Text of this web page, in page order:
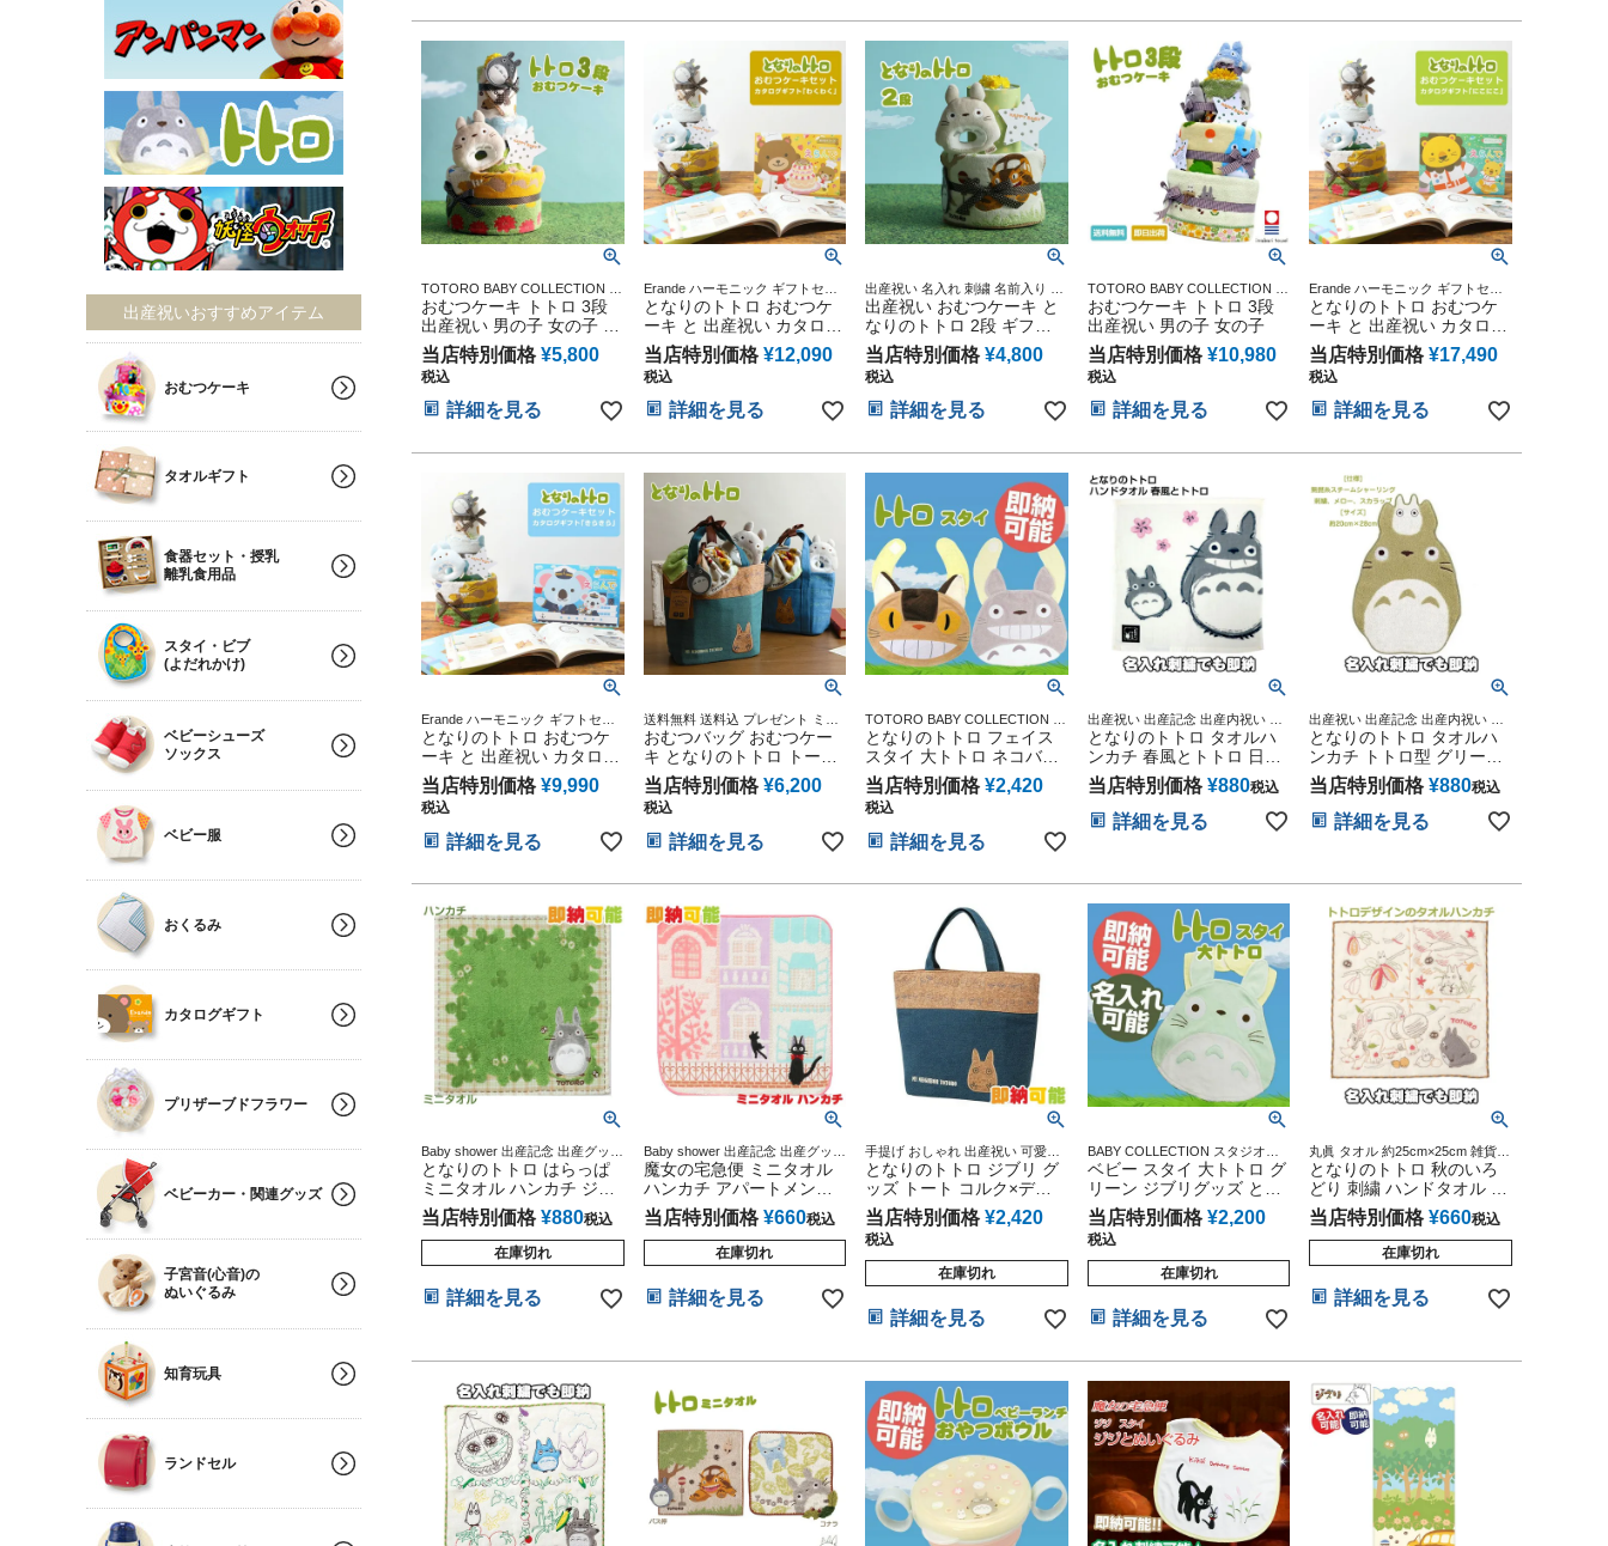
出産祝いおすすめアイテム
おむつケーキ
タオルギフト
食器セット・授乳
離乳食用品
スタイ・ビブ
(よだれかけ)
ベビーシューズ
ソックス
ベビー服
おくるみ
カタログギフト
プリザーブドフラワー
ベビーカー・関連グッズ
子宮音(心音)の
ぬいぐるみ
知育玩具
ランドセル
日 ギフトセット 人気 端午
の節句 ひな祭り
TOTORO BABY COLLECTION ス
タジオジブリ アニメ キャラクタ
ー 出産記念 御出産祝い 誕生日祝
い
おむつケーキ トトロ 3段
出産祝い 男の子 女の子 ベ
ビーグッズ ギフトセット
思い出 赤ちゃん 子供 出産
マタニティ マタニティフ
ォト パパ ママ ベイビー
お父さん お母さん クリス
イン 七五三 初節句 子供の
日 ギフトセット 人気 端午
の節句 ひな祭り
当店特別価格 ¥5,800
税込
詳細を見る
Erande ハーモニック ギフトセッ
ト プレゼント ラッピング メッセ
ージカード
となりのトトロ おむつケ
ーキ と 出産祝い カタログ
ギフト えらんで わくわく
セット 思い出 赤ちゃん 子
供 出産 マタニティ フォト
パパ ママ ベイビー お父さ
ん お母さん クリスマス ハ
五三 初節句 子供の日 ギフ
トセット 人気 端午の節句
ひな祭り 男の子 女の子
当店特別価格 ¥12,090
税込
詳細を見る
出産祝い 名入れ 刺繍 名前入り 送
料無料 ベビーグッズ スタジオジ
ブリ プレゼント 二馬力 赤ちゃん
男の子 女の子 オムツケーキ ミニ
タオル インスタ
出産祝い おむつケーキ と
なりのトトロ 2段 ギフト
セット プレゼント 思い出
赤ちゃん 子供 出産 マタニ
ティ フォト パパ ママ ベ
イビー お父さん お母さん
クリスマス ハロウィン バ
子供の日 ギフトセット 人
気 端午の節句 ひな祭り 男
の子 女の子
当店特別価格 ¥4,800
税込
詳細を見る
TOTORO BABY COLLECTION ス
タジオジブリ アニメ キャラクタ
ー 出産記念 御出産祝い 誕生日祝
い
おむつケーキ トトロ 3段
出産祝い 男の子 女の子
当店特別価格 ¥10,980
税込
詳細を見る
Erande ハーモニック ギフトセッ
ト プレゼント ラッピング メッセ
ージカード
となりのトトロ おむつケ
ーキ と 出産祝い カタログ
ギフト えらんで にこにこ
セット 思い出 赤ちゃん 子
供 出産 マタニティ フォト
パパ ママ ベイビー お父さ
ん お母さん クリスマス ハ
五三 初節句 子供の日 ギフ
トセット 人気 端午の節句
ひな祭り 男の子 女の子
当店特別価格 ¥17,490
税込
詳細を見る
Erande ハーモニック ギフトセッ
ト
となりのトトロ おむつケ
ーキ と 出産祝い カタログ
ギフト えらんで きらきら
のセット 思い出 赤ちゃん
子供 出産 マタニティ フォ
ト パパ ママ ベイビー お
父さん お母さん クリスマ
ン 七五三 初節句 子供の日
ギフトセット 人気 端午の
節句 ひな祭り 男の子 女の
当店特別価格 ¥9,990
税込
詳細を見る
送料無料 送料込 プレゼント ミニ
タオル 二馬力 赤ちゃん 男の子 女
の子 トートバッグ バック オムツ
ケーキ バッグタイプ
おむつバッグ おむつケー
キ となりのトトロ トート
出産祝い ギフトセット 思
い出 赤ちゃん 子供 出産
マタニティ フォト パパ マ
マ ベイビー お父さん お母
さん クリスマス ハロウィ
節句 子供の日 ギフトセッ
ト 人気 端午の節句 ひな祭
り 男の子 女の子
当店特別価格 ¥6,200
税込
詳細を見る
TOTORO BABY COLLECTION ス
タジオジブリ アニメ キャラクタ
ー 出産記念 御出産祝い 誕生日祝
い 新入学 入園 応援 雑貨 通販
となりのトトロ フェイス
スタイ 大トトロ ネコバス
笑い 出産祝い
当店特別価格 ¥2,420
税込
詳細を見る
出産祝い 出産記念 出産内祝い お
返し 景品 自治会 子供会 ポイント
利用 丸眞 タオル 34cm×36cm 雑
貨グッズ通販 BABY ベビー 熨斗
人気 ギフト ラッピング メッセカ
ード ジブリグッズ
となりのトトロ タオルハ
ンカチ 春風とトトロ 日本
製 男女兼用
当店特別価格 ¥880税込
詳細を見る
出産祝い 出産記念 出産内祝い お
返し 景品 自治会 子供会 ポイント
利用 丸眞 タオル 約20cm×28cm
雑貨グッズ通販 BABY ベビー 熨斗
人気 ギフト ラッピング メッセカ
ード ジブリグッズ
となりのトトロ タオルハ
ンカチ トトロ型 グリーン
男女兼用
当店特別価格 ¥880税込
詳細を見る
Baby shower 出産記念 出産グッズ
マタニティ 妊婦ママ 御出産祝い
妊娠祝い 誕生日祝い ハーフバー
スデー
となりのトトロ はらっぱ
ミニタオル ハンカチ ジブ
リ
当店特別価格 ¥880税込
在庫切れ
詳細を見る
Baby shower 出産記念 出産グッズ
マタニティ 妊婦ママ 御出産祝い
妊娠祝い 誕生日祝い ハーフバー
スデー
魔女の宅急便 ミニタオル
ハンカチ アパートメント
ジブリ
当店特別価格 ¥660税込
在庫切れ
詳細を見る
手提げ おしゃれ 出産祝い 可愛い
幼稚園 保育園 遠足 ピクニック お
弁当 プレゼント インスタ
となりのトトロ ジブリ グ
ッズ トート コルク×デニ
ムランチバック Ｍ
当店特別価格 ¥2,420
税込
在庫切れ
詳細を見る
BABY COLLECTION スタジオジ
ブリ アニメ キャラクター 出産記
念 御出産祝い 誕生日祝い 新入学
入園 応援 雑貨 通販
ベビー スタイ 大トトロ グ
リーン ジブリグッズ とな
りのトトロ
当店特別価格 ¥2,200
税込
在庫切れ
詳細を見る
丸眞 タオル 約25cm×25cm 雑貨
通販 BABY シャーリング 全面刺繍
妊婦さん ママさん マタニティタ
オル メッセージカード お母さん
女性 女友達 贈答 お土産 手土産 粗
品
となりのトトロ 秋のいろ
どり 刺繍 ハンドタオル ハ
ンカチ ジブリグッズ
当店特別価格 ¥660税込
在庫切れ
詳細を見る